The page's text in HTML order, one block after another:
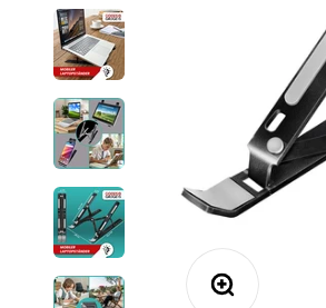
Bild vergrößern